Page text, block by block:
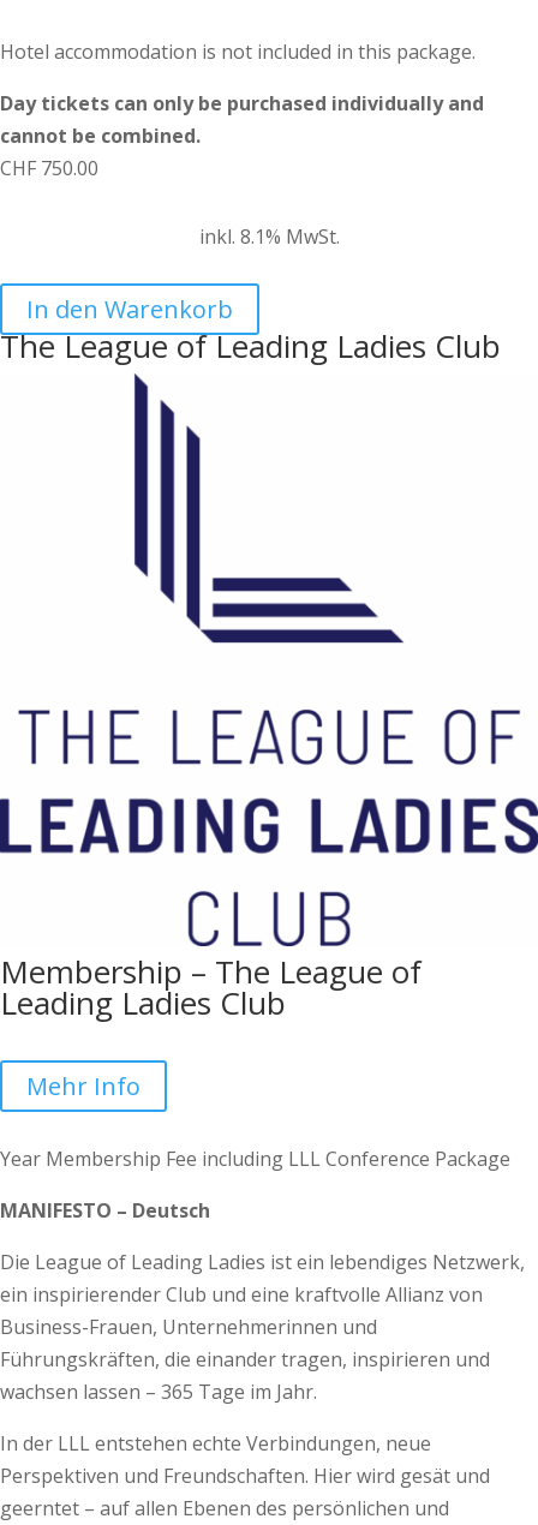
Hotel accommodation is not included in this package.
Day tickets can only be purchased individually and
cannot be combined.
CHF 750.00
inkl. 8.1% MwSt.
In den Warenkorb
The League of Leading Ladies Club
Membership – The League of
Leading Ladies Club
Mehr Info
Year Membership Fee including LLL Conference Package
MANIFESTO – Deutsch
Die League of Leading Ladies ist ein lebendiges Netzwerk,
ein inspirierender Club und eine kraftvolle Allianz von
Business-Frauen, Unternehmerinnen und
Führungskräften, die einander tragen, inspirieren und
wachsen lassen – 365 Tage im Jahr.
In der LLL entstehen echte Verbindungen, neue
Perspektiven und Freundschaften. Hier wird gesät und
geerntet – auf allen Ebenen des persönlichen und